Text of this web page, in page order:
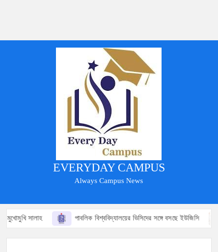
EVERYDAY CAMPUS
Always Campus News
সালাহ পাবলিক বিশ্ববিদ্যালয়ের ভিসিদের সঙ্গে বসছে ইউজিসি